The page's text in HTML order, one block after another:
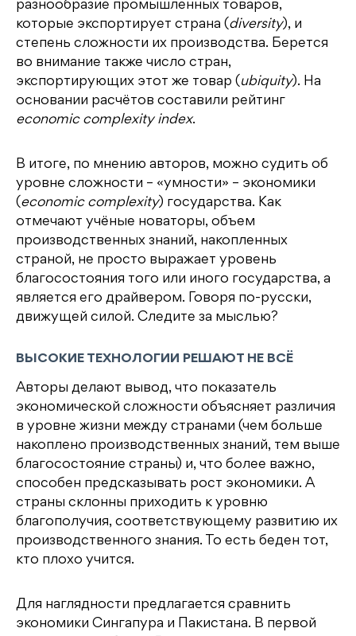
разнообразие промышленных товаров,
которые экспортирует страна (diversity), и
степень сложности их производства. Берется
во внимание также число стран,
экспортирующих этот же товар (ubiquity). На
основании расчётов составили рейтинг
economic complexity index.
В итоге, по мнению авторов, можно судить об
уровне сложности – «умности» – экономики
(economic complexity) государства. Как
отмечают учёные новаторы, объем
производственных знаний, накопленных
страной, не просто выражает уровень
благосостояния того или иного государства, а
является его драйвером. Говоря по-русски,
движущей силой. Следите за мыслью?
ВЫСОКИЕ ТЕХНОЛОГИИ РЕШАЮТ НЕ ВСЁ
Авторы делают вывод, что показатель
экономической сложности объясняет различия
в уровне жизни между странами (чем больше
накоплено производственных знаний, тем выше
благосостояние страны) и, что более важно,
способен предсказывать рост экономики. А
страны склонны приходить к уровню
благополучия, соответствующему развитию их
производственного знания. То есть беден тот,
кто плохо учится.
Для наглядности предлагается сравнить
экономики Сингапура и Пакистана. В первой